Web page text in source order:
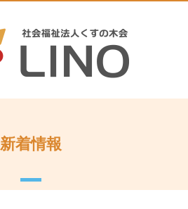
新着情報